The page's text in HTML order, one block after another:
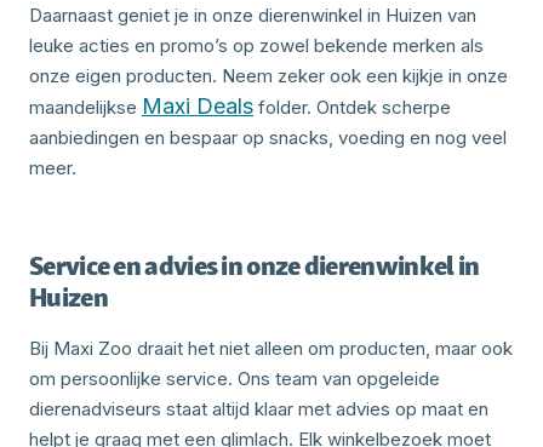
Daarnaast geniet je in onze dierenwinkel in Huizen van
leuke acties en promo’s op zowel bekende merken als
onze eigen producten. Neem zeker ook een kijkje in onze
maandelijkse Maxi Deals folder. Ontdek scherpe
aanbiedingen en bespaar op snacks, voeding en nog veel
meer.
Service en advies in onze dierenwinkel in
Huizen
Bij Maxi Zoo draait het niet alleen om producten, maar ook
om persoonlijke service. Ons team van opgeleide
dierenadviseurs staat altijd klaar met advies op maat en
helpt je graag met een glimlach. Elk winkelbezoek moet